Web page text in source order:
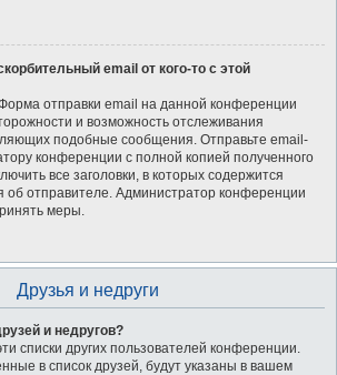
email от кого-то с этой
отправки email на данной конференции
и возможность отслеживания
подобные сообщения. Отправьте email-
конференции с полной копией полученного
все заголовки, в которых содержится
отправителе. Администратор конференции
меры.
Друзья и недруги
и недругов?
списки других пользователей конференции.
в список друзей, будут указаны в вашем